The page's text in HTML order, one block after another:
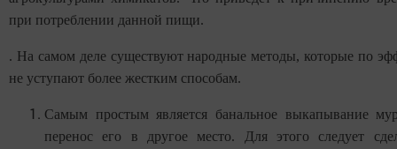
при потреблении данной пищи.
. На самом деле существуют народные методы, которые по
не уступают более жестким способам.
Самым простым является банальное выкапывание
перенос его в другое место. Для этого следует